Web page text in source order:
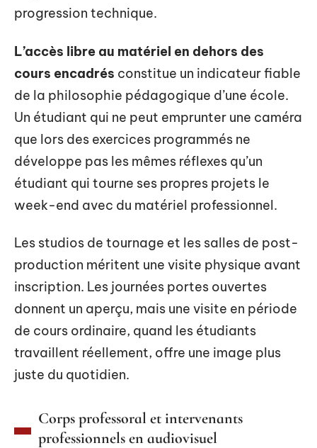
progression technique.
L’accès libre au matériel en dehors des
cours encadrés constitue un indicateur fiable
de la philosophie pédagogique d’une école.
Un étudiant qui ne peut emprunter une caméra
que lors des exercices programmés ne
développe pas les mêmes réflexes qu’un
étudiant qui tourne ses propres projets le
week-end avec du matériel professionnel.
Les studios de tournage et les salles de post-
production méritent une visite physique avant
inscription. Les journées portes ouvertes
donnent un aperçu, mais une visite en période
de cours ordinaire, quand les étudiants
travaillent réellement, offre une image plus
juste du quotidien.
Corps professoral et intervenants
professionnels en audiovisuel